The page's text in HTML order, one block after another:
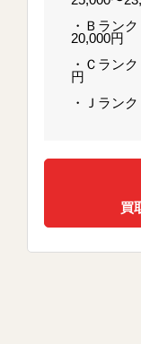
・Ｂラン
20,000円
・Ｃラン
円
・Ｊラン
買